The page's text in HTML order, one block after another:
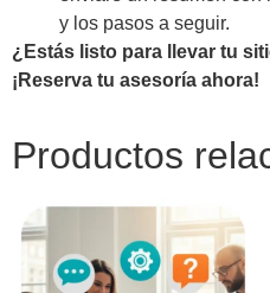
y los pasos a seguir.
¿Estás listo para llevar tu
¡Reserva tu asesoría ahora!
Productos